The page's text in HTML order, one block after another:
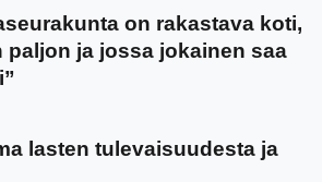
on rakastava koti,
paljon ja jossa jokainen saa
lasten tulevaisuudesta ja